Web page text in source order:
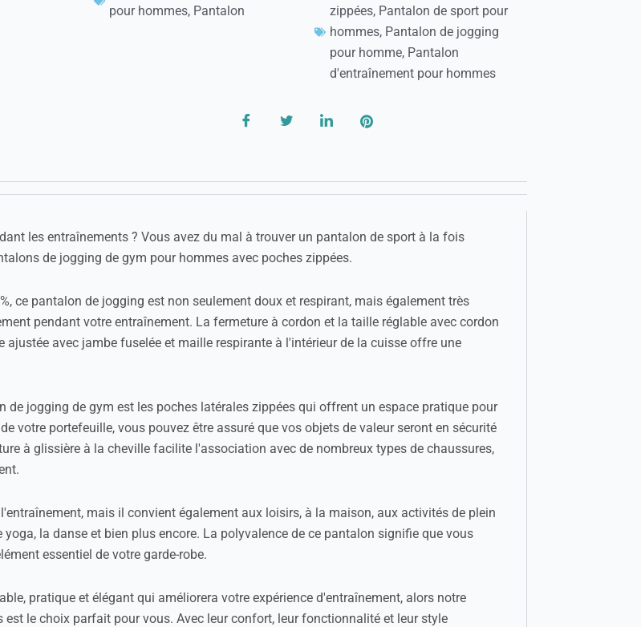
pour hommes, Pantalon
zippées, Pantalon de sport pour
hommes, Pantalon de jogging
pour homme, Pantalon
d'entraînement pour hommes
les entraînements ? Vous avez du mal à trouver un pantalon de sport à la fois
de jogging de gym pour hommes avec poches zippées.
ce pantalon de jogging est non seulement doux et respirant, mais également très
pendant votre entraînement. La fermeture à cordon et la taille réglable avec cordon
avec jambe fuselée et maille respirante à l'intérieur de la cuisse offre une
jogging de gym est les poches latérales zippées qui offrent un espace pratique pour
votre portefeuille, vous pouvez être assuré que vos objets de valeur seront en sécurité
à glissière à la cheville facilite l'association avec de nombreux types de chaussures,
mais il convient également aux loisirs, à la maison, aux activités de plein
la danse et bien plus encore. La polyvalence de ce pantalon signifie que vous
essentiel de votre garde-robe.
pratique et élégant qui améliorera votre expérience d'entraînement, alors notre
le choix parfait pour vous. Avec leur confort, leur fonctionnalité et leur style